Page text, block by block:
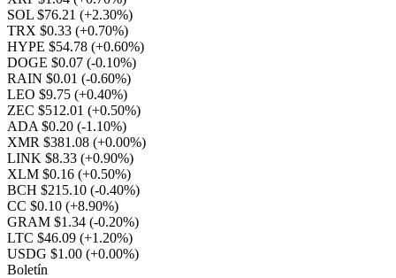
SOL $76.21 (+2.30%)
TRX $0.33 (+0.70%)
HYPE $54.78 (+0.60%)
DOGE $0.07 (-0.10%)
RAIN $0.01 (-0.60%)
LEO $9.75 (+0.40%)
ZEC $512.01 (+0.50%)
ADA $0.20 (-1.10%)
XMR $381.08 (+0.00%)
LINK $8.33 (+0.90%)
XLM $0.16 (+0.50%)
BCH $215.10 (-0.40%)
CC $0.10 (+8.90%)
GRAM $1.34 (-0.20%)
LTC $46.09 (+1.20%)
USDG $1.00 (+0.00%)
Boletín